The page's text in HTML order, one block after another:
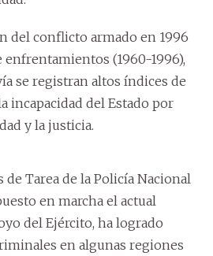
del conflicto armado en 1996
enfrentamientos (1960-1996),
se registran altos índices de
incapacidad del Estado por
y la justicia.
de Tarea de la Policía Nacional
en marcha el actual
del Ejército, ha logrado
en algunas regiones